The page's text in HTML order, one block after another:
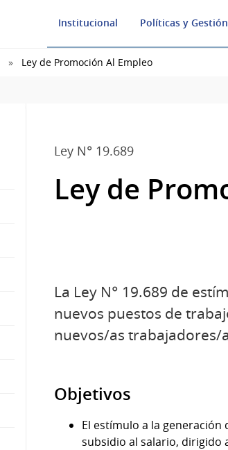
Institucional Políticas y Gestión
Ley de Promoción Al Empleo
Ley N° 19.689
Ley de
La Ley N° 19.689 de
nuevos puestos de
nuevos/as trabajadores/
Objetivos
El estímulo a la
subsidio al salario, dirigido